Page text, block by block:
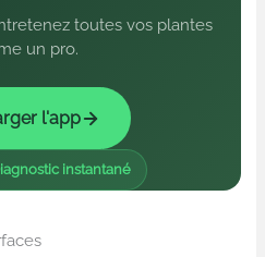
toutes vos plantes
un pro.
l'app
instantané